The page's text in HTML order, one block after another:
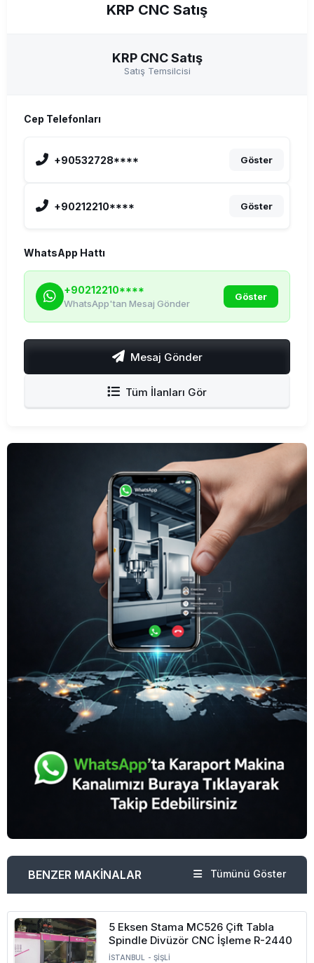
KRP CNC Satış
KRP CNC Satış
Satış Temsilcisi
Cep Telefonları
+90532728**** Göster
+90212210**** Göster
WhatsApp Hattı
+90212210****
WhatsApp'tan Mesaj Gönder
Göster
Mesaj Gönder
Tüm İlanları Gör
BENZER MAKİNALAR Tümünü Göster
5 Eksen Stama MC526 Çift Tabla
Spindle Divüzör CNC İşleme R-2440
İSTANBUL - ŞİŞLİ